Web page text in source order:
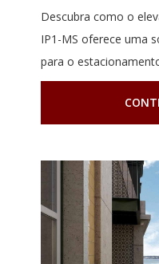
Descubra como o
IP1-MS oferece uma
para o